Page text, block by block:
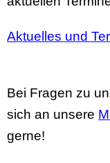
Aktuelles und
Bei Fragen zu
sich an unsere
gerne!